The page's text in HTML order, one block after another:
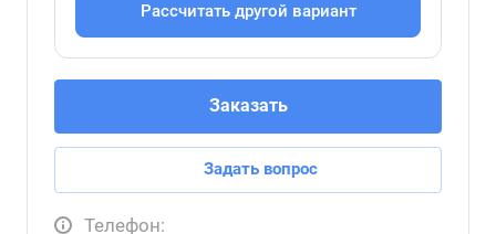
Рассчитать другой вариант
Заказать
Задать вопрос
Телефон: